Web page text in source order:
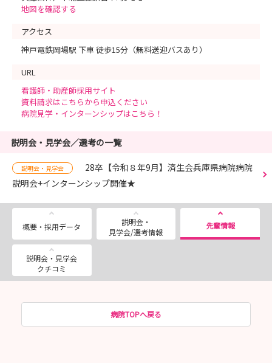
地図を確認する
アクセス
神戸電鉄岡場駅 下車 徒歩15分（無料送迎バスあり）
URL
看護師・助産師採用サイト
資料請求はこちらから申込ください
病院見学・インターンシップはこちら！
説明会・見学会／選考の一覧
説明会・見学会
28卒【令和８年9月】済生会兵庫県病院病院
説明会+インターンシップ開催★
概要・採用データ
説明会・
見学会/選考情報
先輩情報
説明会・見学会
クチコミ
病院TOPへ戻る